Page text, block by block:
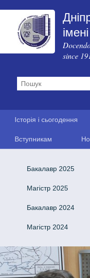
since
Історія і сьогодення
Вступникам
Бакалавр 2025
Магістр 2025
Бакалавр 2024
Магістр 2024